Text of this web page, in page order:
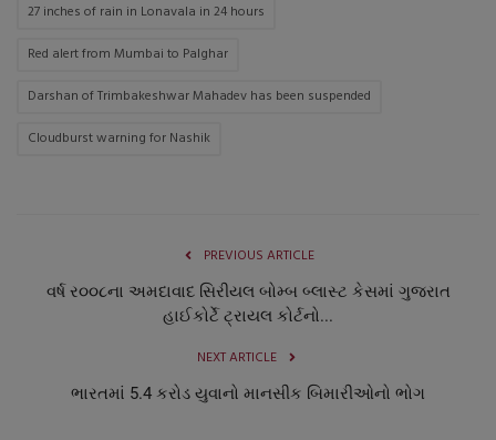
27 inches of rain in Lonavala in 24 hours
Red alert from Mumbai to Palghar
Darshan of Trimbakeshwar Mahadev has been suspended
Cloudburst warning for Nashik
PREVIOUS ARTICLE
વર્ષ ર૦૦૮ના અમદાવાદ સિરીયલ બોમ્બ બ્લાસ્ટ કેસમાં ગુજરાત
હાઈકોર્ટે ટ્રાયલ કોર્ટનો...
NEXT ARTICLE
ભારતમાં 5.4 કરોડ યુવાનો માનસીક બિમારીઓનો ભોગ